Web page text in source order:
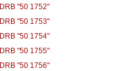
DRB "50 1752"
DRB "50 1753"
DRB "50 1754"
DRB "50 1755"
DRB "50 1756"